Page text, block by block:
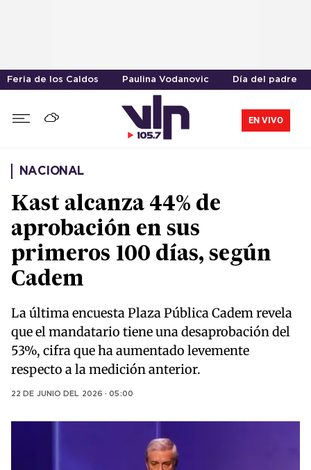
Feria de los Caldos Paulina Vodanovic Día del padre
EN VIVO
NACIONAL
Kast alcanza 44% de
aprobación en sus
primeros 100 días, según
Cadem
La última encuesta Plaza Pública Cadem revela
que el mandatario tiene una desaprobación del
53%, cifra que ha aumentado levemente
respecto a la medición anterior.
22 DE JUNIO DEL 2026 · 05:00